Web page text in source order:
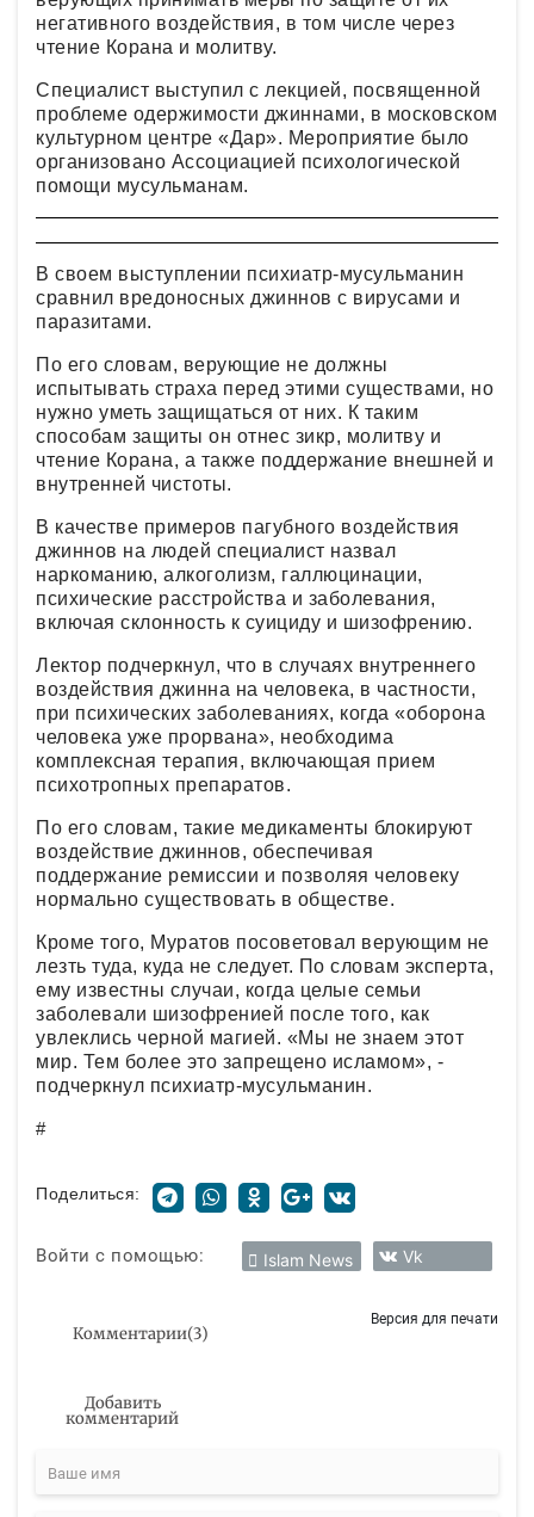
негативного воздействия, в том числе через
чтение Корана и молитву.
Специалист выступил с лекцией, посвященной
проблеме одержимости джиннами, в московском
культурном центре «Дар». Мероприятие было
организовано Ассоциацией психологической
помощи мусульманам.
В своем выступлении психиатр-мусульманин
сравнил вредоносных джиннов с вирусами и
паразитами.
По его словам, верующие не должны
испытывать страха перед этими существами, но
нужно уметь защищаться от них. К таким
способам защиты он отнес зикр, молитву и
чтение Корана, а также поддержание внешней и
внутренней чистоты.
В качестве примеров пагубного воздействия
джиннов на людей специалист назвал
наркоманию, алкоголизм, галлюцинации,
психические расстройства и заболевания,
включая склонность к суициду и шизофрению.
Лектор подчеркнул, что в случаях внутреннего
воздействия джинна на человека, в частности,
при психических заболеваниях, когда «оборона
человека уже прорвана», необходима
комплексная терапия, включающая прием
психотропных препаратов.
По его словам, такие медикаменты блокируют
воздействие джиннов, обеспечивая
поддержание ремиссии и позволяя человеку
нормально существовать в обществе.
Кроме того, Муратов посоветовал верующим не
лезть туда, куда не следует. По словам эксперта,
ему известны случаи, когда целые семьи
заболевали шизофренией после того, как
увлеклись черной магией. «Мы не знаем этот
мир. Тем более это запрещено исламом», -
подчеркнул психиатр-мусульманин.
#
Поделиться:
Войти с помощью: Islam News Vk
Комментарии(3)
Версия для печати
Добавить
комментарий